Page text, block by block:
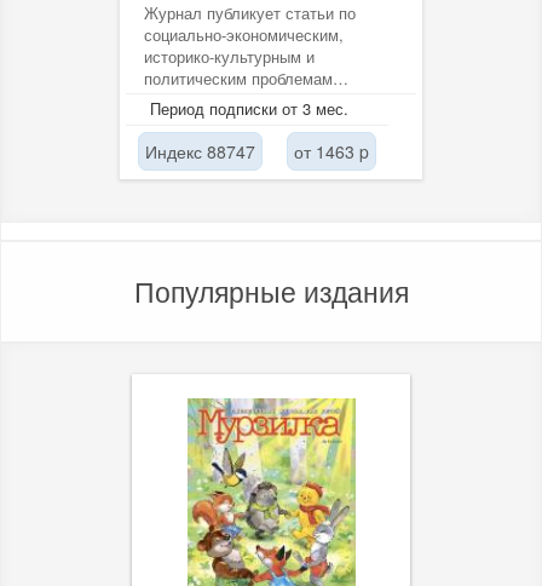
Журнал публикует статьи по
социально-экономическим,
историко-культурным и
политическим проблемам
современной России.
Анализируется роль и место...
Период подписки от 3 мес.
Индекс 88747 от 1463 p
Популярные издания